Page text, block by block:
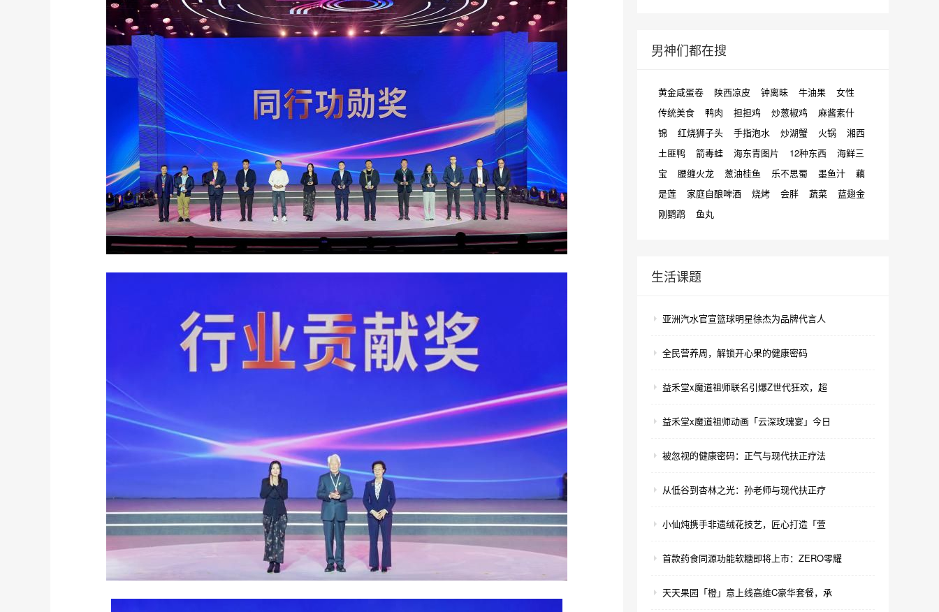
男神们都在搜
黄金咸蛋卷 陕西凉皮 钟离昧 牛油果
女性
传统美食
鸭肉 担担鸡 炒葱椒鸡
麻酱素什
锦
红烧狮子头 手指泡水 炒湖蟹 火锅
湘西
土匪鸭
箭毒蛙 海东青图片 12种东西
海鲜三
宝
腰缠火龙 葱油桂鱼 乐不思蜀 墨鱼汁
藕
是莲
家庭自酿啤酒 烧烤 会胖 蔬菜
蓝翅金
刚鹦鹉
鱼丸
生活课题
亚洲汽水官宣篮球明星徐杰为品牌代言人
全民营养周，解锁开心果的健康密码
益禾堂x魔道祖师联名引爆Z世代狂欢，超
益禾堂x魔道祖师动画「云深玫瑰宴」今日
被忽视的健康密码：正气与现代扶正疗法
从低谷到杏林之光：孙老师与现代扶正疗
小仙炖携手非遗绒花技艺，匠心打造「萱
首款药食同源功能软糖即将上市：ZERO零耀
天天果园「橙」意上线高维C豪华套餐，承